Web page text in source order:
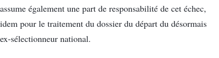
assume également une part de responsabilité de cet échec,
idem pour le traitement du dossier du départ du désormais
ex-sélectionneur national.